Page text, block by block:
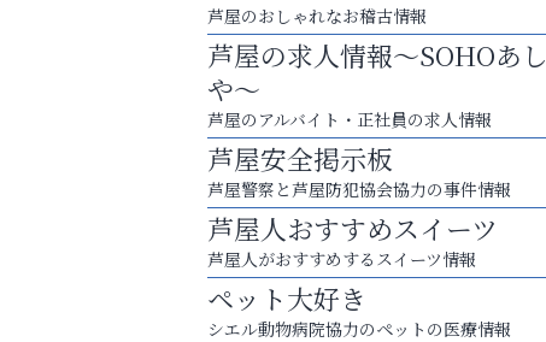
芦屋のおしゃれなお稽古情報
芦屋の求人情報～SOHOあし
や～
芦屋のアルバイト・正社員の求人情報
芦屋安全掲示板
芦屋警察と芦屋防犯協会協力の事件情報
芦屋人おすすめスイーツ
芦屋人がおすすめするスイーツ情報
ペット大好き
シエル動物病院協力のペットの医療情報